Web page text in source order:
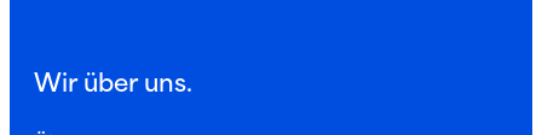
Wir über uns.